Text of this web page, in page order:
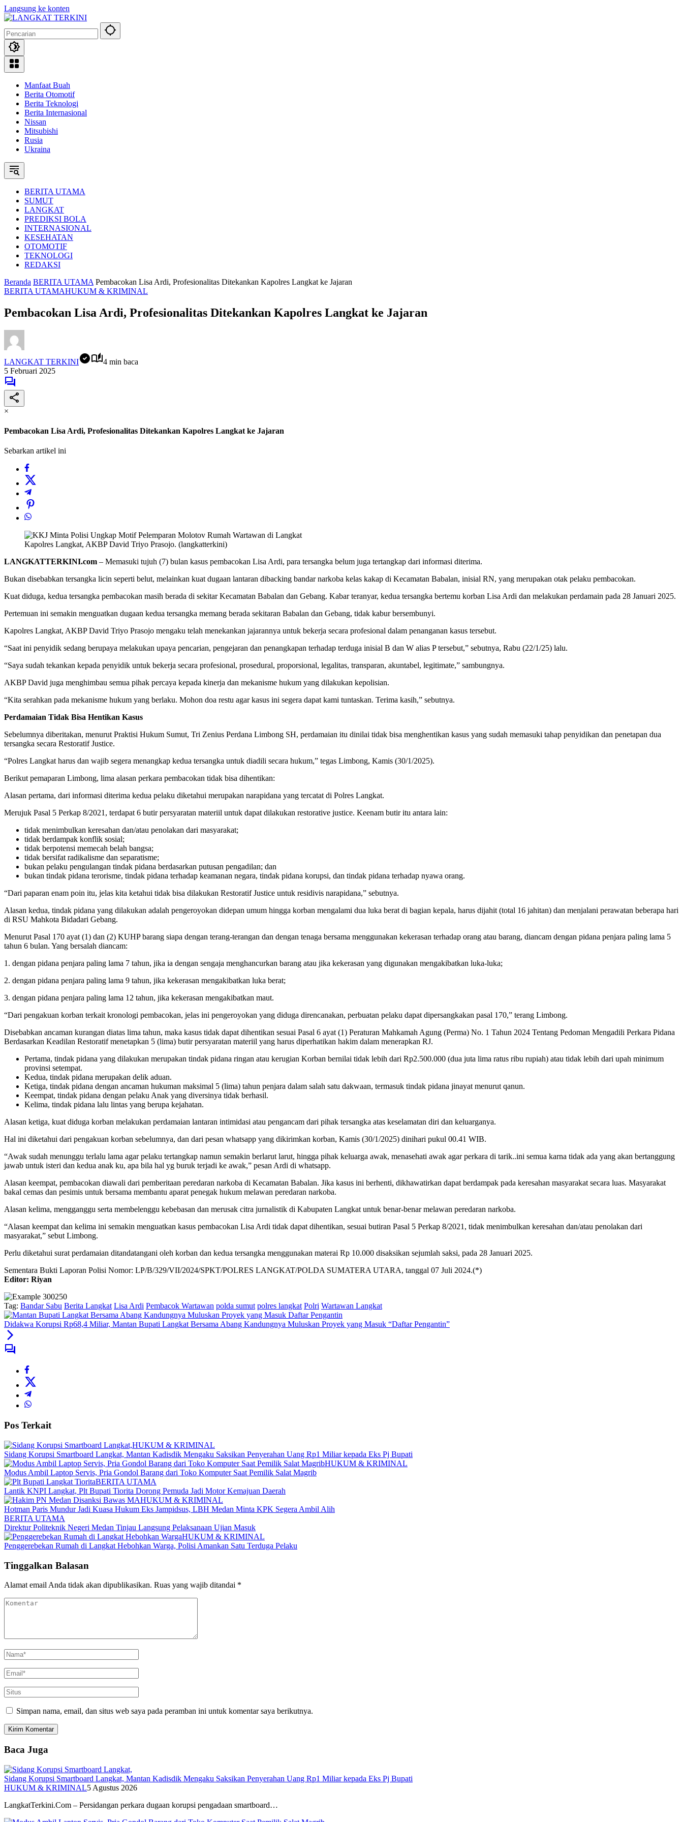
Langsung ke konten
Manfaat Buah
Berita Otomotif
Berita Teknologi
Berita Internasional
Nissan
Mitsubishi
Rusia
Ukraina
BERITA UTAMA
SUMUT
LANGKAT
PREDIKSI BOLA
INTERNASIONAL
KESEHATAN
OTOMOTIF
TEKNOLOGI
REDAKSI
Beranda BERITA UTAMA Pembacokan Lisa Ardi, Profesionalitas Ditekankan Kapolres Langkat ke Jajaran
BERITA UTAMAHUKUM & KRIMINAL
Pembacokan Lisa Ardi, Profesionalitas Ditekankan Kapolres Langkat ke Jajaran
LANGKAT TERKINI
4 min baca
5 Februari 2025
×
Pembacokan Lisa Ardi, Profesionalitas Ditekankan Kapolres Langkat ke Jajaran
Sebarkan artikel ini
Kapolres Langkat, AKBP David Triyo Prasojo. (langkatterkini)
LANGKATTERKINI.com – Memasuki tujuh (7) bulan kasus pembacokan Lisa Ardi, para tersangka belum juga tertangkap dari informasi diterima.
Bukan disebabkan tersangka licin seperti belut, melainkan kuat dugaan lantaran dibacking bandar narkoba kelas kakap di Kecamatan Babalan, inisial RN, yang merupakan otak pelaku pembacokan.
Kuat diduga, kedua tersangka pembacokan masih berada di sekitar Kecamatan Babalan dan Gebang. Kabar teranyar, kedua tersangka bertemu korban Lisa Ardi dan melakukan perdamain pada 28 Januari 2025.
Pertemuan ini semakin menguatkan dugaan kedua tersangka memang berada sekitaran Babalan dan Gebang, tidak kabur bersembunyi.
Kapolres Langkat, AKBP David Triyo Prasojo mengaku telah menekankan jajarannya untuk bekerja secara profesional dalam penanganan kasus tersebut.
“Saat ini penyidik sedang berupaya melakukan upaya pencarian, pengejaran dan penangkapan terhadap terduga inisial B dan W alias P tersebut,” sebutnya, Rabu (22/1/25) lalu.
“Saya sudah tekankan kepada penyidik untuk bekerja secara profesional, prosedural, proporsional, legalitas, transparan, akuntabel, legitimate,” sambungnya.
AKBP David juga menghimbau semua pihak percaya kepada kinerja dan mekanisme hukum yang dilakukan kepolisian.
“Kita serahkan pada mekanisme hukum yang berlaku. Mohon doa restu agar kasus ini segera dapat kami tuntaskan. Terima kasih,” sebutnya.
Perdamaian Tidak Bisa Hentikan Kasus
Sebelumnya diberitakan, menurut Praktisi Hukum Sumut, Tri Zenius Perdana Limbong SH, perdamaian itu dinilai tidak bisa menghentikan kasus yang sudah memasuki tahap penyidikan dan penetapan dua
tersangka secara Restoratif Justice.
“Polres Langkat harus dan wajib segera menangkap kedua tersangka untuk diadili secara hukum,” tegas Limbong, Kamis (30/1/2025).
Berikut pemaparan Limbong, lima alasan perkara pembacokan tidak bisa dihentikan:
Alasan pertama, dari informasi diterima kedua pelaku diketahui merupakan narapidana yang tercatat di Polres Langkat.
Merujuk Pasal 5 Perkap 8/2021, terdapat 6 butir persyaratan materiil untuk dapat dilakukan restorative justice. Keenam butir itu antara lain:
tidak menimbulkan keresahan dan/atau penolakan dari masyarakat;
tidak berdampak konflik sosial;
tidak berpotensi memecah belah bangsa;
tidak bersifat radikalisme dan separatisme;
bukan pelaku pengulangan tindak pidana berdasarkan putusan pengadilan; dan
bukan tindak pidana terorisme, tindak pidana terhadap keamanan negara, tindak pidana korupsi, dan tindak pidana terhadap nyawa orang.
“Dari paparan enam poin itu, jelas kita ketahui tidak bisa dilakukan Restoratif Justice untuk residivis narapidana,” sebutnya.
Alasan kedua, tindak pidana yang dilakukan adalah pengeroyokan didepan umum hingga korban mengalami dua luka berat di bagian kepala, harus dijahit (total 16 jahitan) dan menjalani perawatan beberapa hari
di RSU Mahkota Bidadari Gebang.
Menurut Pasal 170 ayat (1) dan (2) KUHP barang siapa dengan terang-terangan dan dengan tenaga bersama menggunakan kekerasan terhadap orang atau barang, diancam dengan pidana penjara paling lama 5
tahun 6 bulan. Yang bersalah diancam:
1. dengan pidana penjara paling lama 7 tahun, jika ia dengan sengaja menghancurkan barang atau jika kekerasan yang digunakan mengakibatkan luka-luka;
2. dengan pidana penjara paling lama 9 tahun, jika kekerasan mengakibatkan luka berat;
3. dengan pidana penjara paling lama 12 tahun, jika kekerasan mengakibatkan maut.
“Dari pengakuan korban terkait kronologi pembacokan, jelas ini pengeroyokan yang diduga direncanakan, perbuatan pelaku dapat dipersangkakan pasal 170,” terang Limbong.
Disebabkan ancaman kurangan diatas lima tahun, maka kasus tidak dapat dihentikan sesuai Pasal 6 ayat (1) Peraturan Mahkamah Agung (Perma) No. 1 Tahun 2024 Tentang Pedoman Mengadili Perkara Pidana
Berdasarkan Keadilan Restoratif menetapkan 5 (lima) butir persyaratan materiil yang harus diperhatikan hakim dalam menerapkan RJ.
Pertama, tindak pidana yang dilakukan merupakan tindak pidana ringan atau kerugian Korban bernilai tidak lebih dari Rp2.500.000 (dua juta lima ratus ribu rupiah) atau tidak lebih dari upah minimum
provinsi setempat.
Kedua, tindak pidana merupakan delik aduan.
Ketiga, tindak pidana dengan ancaman hukuman maksimal 5 (lima) tahun penjara dalam salah satu dakwaan, termasuk tindak pidana jinayat menurut qanun.
Keempat, tindak pidana dengan pelaku Anak yang diversinya tidak berhasil.
Kelima, tindak pidana lalu lintas yang berupa kejahatan.
Alasan ketiga, kuat diduga korban melakukan perdamaian lantaran intimidasi atau pengancam dari pihak tersangka atas keselamatan diri dan keluarganya.
Hal ini diketahui dari pengakuan korban sebelumnya, dan dari pesan whatsapp yang dikirimkan korban, Kamis (30/1/2025) dinihari pukul 00.41 WIB.
“Awak sudah menunggu terlalu lama agar pelaku tertangkap namun semakin berlarut larut, hingga pihak keluarga awak, menasehati awak agar perkara di tarik..ini semua karna tidak ada yang akan bertanggung
jawab untuk isteri dan kedua anak ku, apa bila hal yg buruk terjadi ke awak,” pesan Ardi di whatsapp.
Alasan keempat, pembacokan diawali dari pemberitaan peredaran narkoba di Kecamatan Babalan. Jika kasus ini berhenti, dikhawatirkan dapat berdampak pada keresahan masyarakat secara luas. Masyarakat
bakal cemas dan pesimis untuk bersama membantu aparat penegak hukum melawan peredaran narkoba.
Alasan kelima, mengganggu serta membelenggu kebebasan dan merusak citra jurnalistik di Kabupaten Langkat untuk benar-benar melawan peredaran narkoba.
“Alasan keempat dan kelima ini semakin menguatkan kasus pembacokan Lisa Ardi tidak dapat dihentikan, sesuai butiran Pasal 5 Perkap 8/2021, tidak menimbulkan keresahan dan/atau penolakan dari
masyarakat,” sebut Limbong.
Perlu diketahui surat perdamaian ditandatangani oleh korban dan kedua tersangka menggunakan materai Rp 10.000 disaksikan sejumlah saksi, pada 28 Januari 2025.
Sementara Bukti Laporan Polisi Nomor: LP/B/329/VII/2024/SPKT/POLRES LANGKAT/POLDA SUMATERA UTARA, tanggal 07 Juli 2024.(*)
Editor: Riyan
Tag: Bandar Sabu Berita Langkat Lisa Ardi Pembacok Wartawan polda sumut polres langkat Polri Wartawan Langkat
Didakwa Korupsi Rp68,4 Miliar, Mantan Bupati Langkat Bersama Abang Kandungnya Muluskan Proyek yang Masuk “Daftar Pengantin”
Pos Terkait
HUKUM & KRIMINAL
Sidang Korupsi Smartboard Langkat, Mantan Kadisdik Mengaku Saksikan Penyerahan Uang Rp1 Miliar kepada Eks Pj Bupati
HUKUM & KRIMINAL
Modus Ambil Laptop Servis, Pria Gondol Barang dari Toko Komputer Saat Pemilik Salat Magrib
BERITA UTAMA
Lantik KNPI Langkat, Plt Bupati Tiorita Dorong Pemuda Jadi Motor Kemajuan Daerah
HUKUM & KRIMINAL
Hotman Paris Mundur Jadi Kuasa Hukum Eks Jampidsus, LBH Medan Minta KPK Segera Ambil Alih
BERITA UTAMA
Direktur Politeknik Negeri Medan Tinjau Langsung Pelaksanaan Ujian Masuk
HUKUM & KRIMINAL
Penggerebekan Rumah di Langkat Hebohkan Warga, Polisi Amankan Satu Terduga Pelaku
Tinggalkan Balasan
Alamat email Anda tidak akan dipublikasikan. Ruas yang wajib ditandai *
Simpan nama, email, dan situs web saya pada peramban ini untuk komentar saya berikutnya.
Baca Juga
Sidang Korupsi Smartboard Langkat, Mantan Kadisdik Mengaku Saksikan Penyerahan Uang Rp1 Miliar kepada Eks Pj Bupati
HUKUM & KRIMINAL5 Agustus 2026
LangkatTerkini.Com – Persidangan perkara dugaan korupsi pengadaan smartboard…